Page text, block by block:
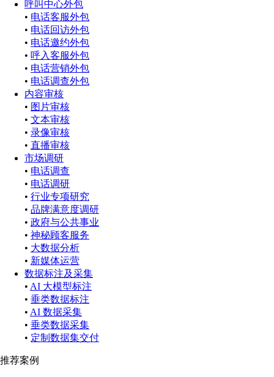
呼叫中心外包
• 电话客服外包
• 电话回访外包
• 电话邀约外包
• 呼入客服外包
• 电话营销外包
• 电话调查外包
内容审核
• 图片审核
• 文本审核
• 录像审核
• 直播审核
市场调研
• 电话调查
• 电话调研
• 行业专项研究
• 品牌满意度调研
• 政府与公共事业
• 神秘顾客服务
• 大数据分析
• 新媒体运营
数据标注及采集
• AI 大模型标注
• 垂类数据标注
• AI 数据采集
• 垂类数据采集
• 定制数据集交付
推荐案例